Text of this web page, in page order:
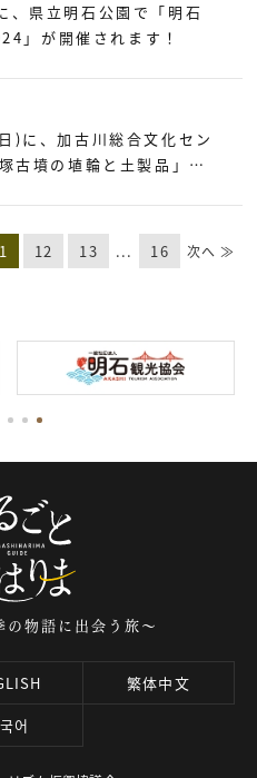
県立明石公園で「明石
」が開催されます！
)に、加古川総合文化セン
古墳の埴輪と土製品」が
12 13 ... 16 次へ ≫
の物語に出会う旅～
繁体中文
어